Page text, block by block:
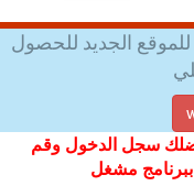
الجديد للحصول
سجل الدخول وقم
مشغل